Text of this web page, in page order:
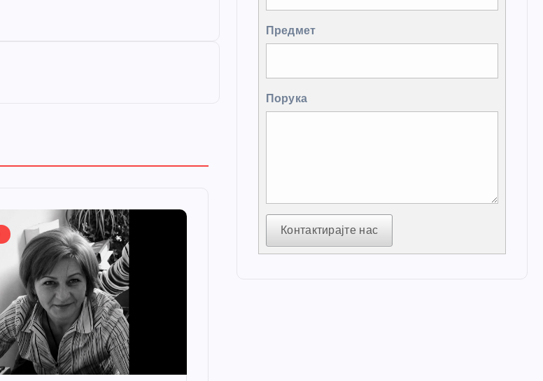
Предмет
Порука
Контактирајте нас